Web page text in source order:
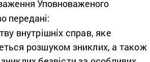
Уповноваженого
передані:
внутрішніх справ, яке
розшуком зниклих, а також